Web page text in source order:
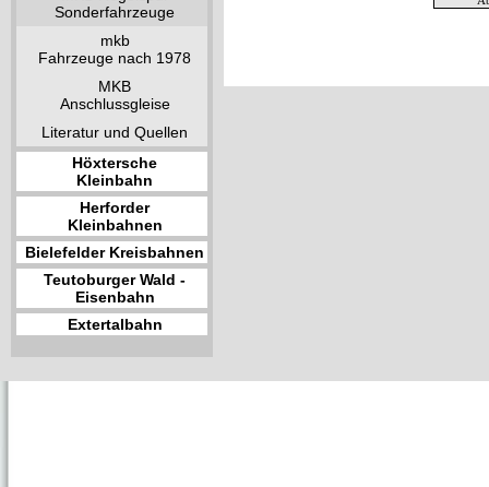
Sonderfahrzeuge
mkb
Fahrzeuge nach 1978
MKB
Anschlussgleise
Literatur und Quellen
Höxtersche
Kleinbahn
Herforder
Kleinbahnen
Bielefelder Kreisbahnen
Teutoburger Wald -
Eisenbahn
Extertalbahn